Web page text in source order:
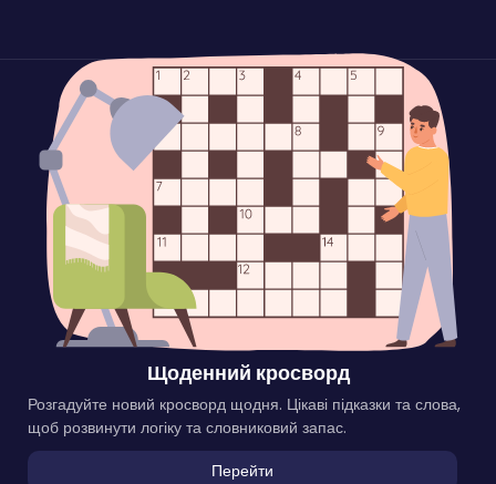
Щоденний кросворд
Розгадуйте новий кросворд щодня. Цікаві підказки та слова,
щоб розвинути логіку та словниковий запас.
Перейти